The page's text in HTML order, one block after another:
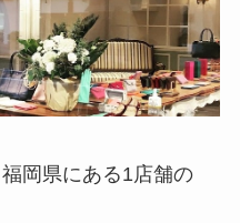
岡県にある1店舗の